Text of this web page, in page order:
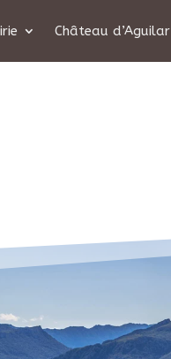
Château d’Aguilar